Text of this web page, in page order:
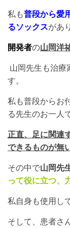
私も普段から愛
るソックスがあ
開発者の山岡洋
山岡先生も治療
す。
私も普段からお
る先生のお一人
正直、足に関連
できるものが無
その中で山岡先
って役に立つ、
私自身も使用し
そして、患者さ